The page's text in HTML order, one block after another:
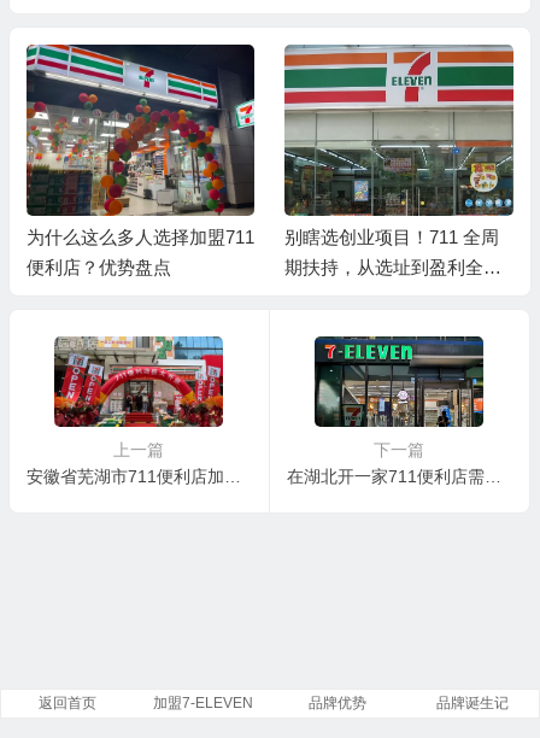
为什么这么多人选择加盟711
便利店？优势盘点
别瞎选创业项目！711 全周
期扶持，从选址到盈利全程
上一篇
安徽省芜湖市711便利店加盟核心优势
下一篇
在湖北开一家711便利店需要多少钱
返回首页 加盟7-ELEVEN 品牌优势 品牌诞生记